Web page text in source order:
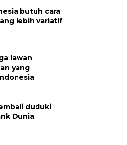
butuh cara
lebih variatif
lawan
yang
duduki
Dunia